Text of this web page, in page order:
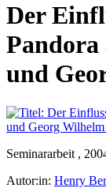
Der
und
Seminararbeit ,
Autor:in: Henry